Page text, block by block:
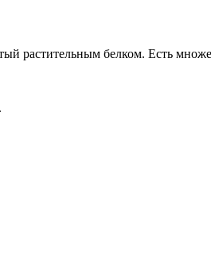
растительным белком. Есть